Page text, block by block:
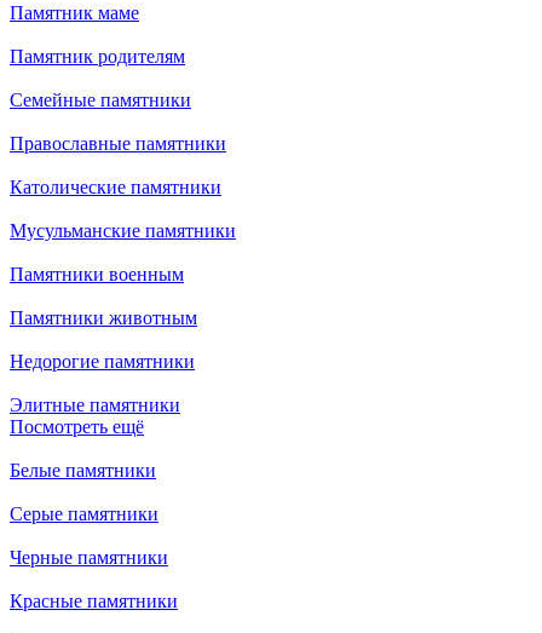
Памятник маме
Памятник родителям
Семейные памятники
Православные памятники
Католические памятники
Мусульманские памятники
Памятники военным
Памятники животным
Недорогие памятники
Элитные памятники
Посмотреть ещё
Белые памятники
Серые памятники
Черные памятники
Красные памятники